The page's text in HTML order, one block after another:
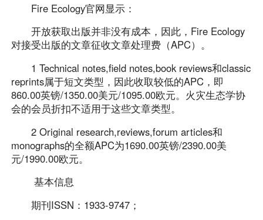
Fire Ecology官网显示：
开放获取出版并非没有成本，因此，Fire Ecology
对接受出版的文章征收文章处理费（APC）。
1 Technical notes,field notes,book reviews和classic
reprints属于短文类型，因此收取较低的APC，即
860.00英镑/1350.00美元/1095.00欧元。火灾生态学协
会的会员折扣不适用于这些文章类型。
2 Original research,reviews,forum articles和
monographs的全额APC为1690.00英镑/2390.00美
元/1990.00欧元。
基本信息
期刊ISSN：1933-9747；